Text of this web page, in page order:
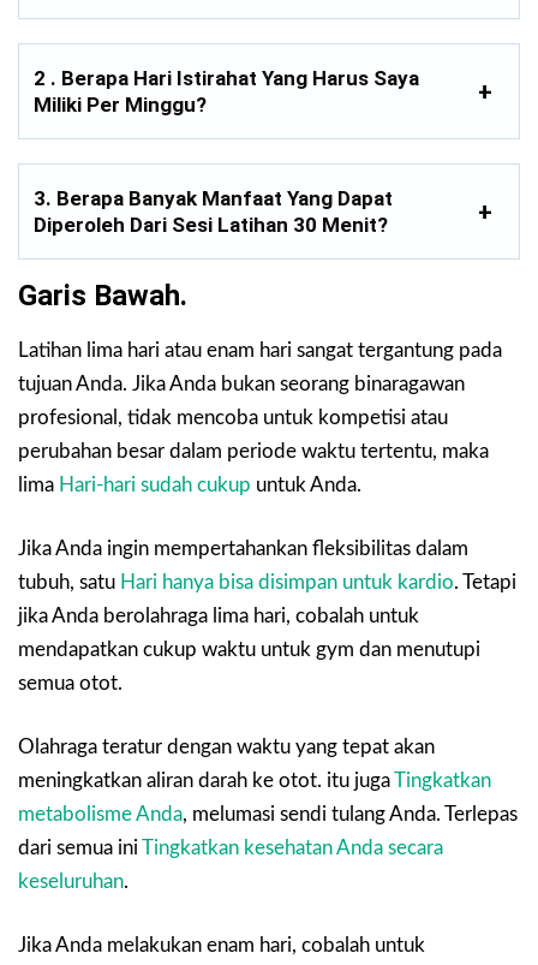
2 . Berapa Hari Istirahat Yang Harus Saya
Miliki Per Minggu?
3. Berapa Banyak Manfaat Yang Dapat
Diperoleh Dari Sesi Latihan 30 Menit?
Garis Bawah.
Latihan lima hari atau enam hari sangat tergantung pada
tujuan Anda. Jika Anda bukan seorang binaragawan
profesional, tidak mencoba untuk kompetisi atau
perubahan besar dalam periode waktu tertentu, maka
lima Hari-hari sudah cukup untuk Anda.
Jika Anda ingin mempertahankan fleksibilitas dalam
tubuh, satu Hari hanya bisa disimpan untuk kardio. Tetapi
jika Anda berolahraga lima hari, cobalah untuk
mendapatkan cukup waktu untuk gym dan menutupi
semua otot.
Olahraga teratur dengan waktu yang tepat akan
meningkatkan aliran darah ke otot. itu jugaTingkatkan
metabolisme Anda, melumasi sendi tulang Anda. Terlepas
dari semua ini Tingkatkan kesehatan Anda secara
keseluruhan.
Jika Anda melakukan enam hari, cobalah untuk